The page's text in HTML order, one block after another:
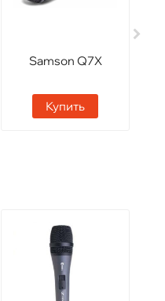
Samson Q7X
Купить